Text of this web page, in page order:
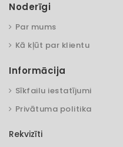
Noderīgi
Par mums
Kā kļūt par klientu
Informācija
Sīkfailu iestatījumi
Privātuma politika
Rekvizīti